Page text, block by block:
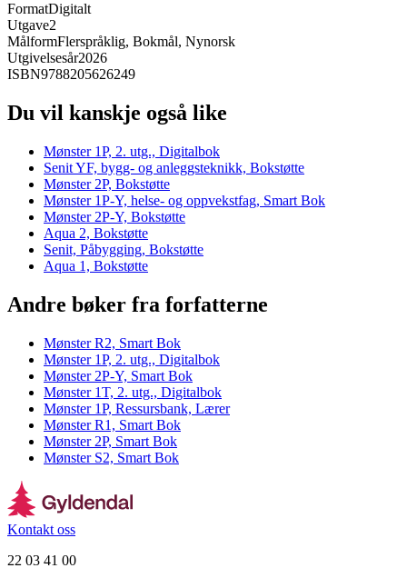
FormatDigitalt
Utgave2
MålformFlerspråklig, Bokmål, Nynorsk
Utgivelsesår2026
ISBN9788205626249
Du vil kanskje også like
Mønster 1P, 2. utg., Digitalbok
Senit YF, bygg- og anleggsteknikk, Bokstøtte
Mønster 2P, Bokstøtte
Mønster 1P-Y, helse- og oppvekstfag, Smart Bok
Mønster 2P-Y, Bokstøtte
Aqua 2, Bokstøtte
Senit, Påbygging, Bokstøtte
Aqua 1, Bokstøtte
Andre bøker fra forfatterne
Mønster R2, Smart Bok
Mønster 1P, 2. utg., Digitalbok
Mønster 2P-Y, Smart Bok
Mønster 1T, 2. utg., Digitalbok
Mønster 1P, Ressursbank, Lærer
Mønster R1, Smart Bok
Mønster 2P, Smart Bok
Mønster S2, Smart Bok
Kontakt oss
22 03 41 00